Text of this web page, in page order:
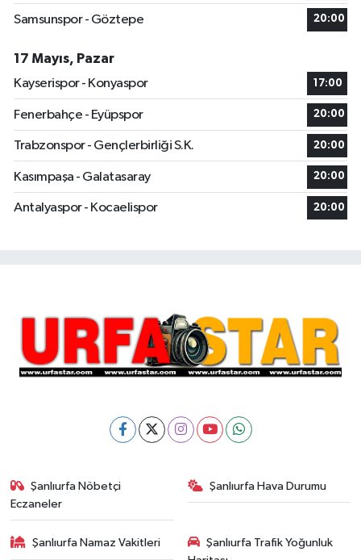
Samsunspor - Göztepe 20:00
17 Mayıs, Pazar
Kayserispor - Konyaspor
17:00
Fenerbahçe - Eyüpspor 20:00
Trabzonspor - Gençlerbirliği S.K. 20:00
Kasımpaşa - Galatasaray 20:00
Antalyaspor - Kocaelispor 20:00
Şanlıurfa Nöbetçi
Eczaneler
Şanlıurfa Hava Durumu
Şanlıurfa Namaz Vakitleri
Şanlıurfa Trafik Yoğunluk